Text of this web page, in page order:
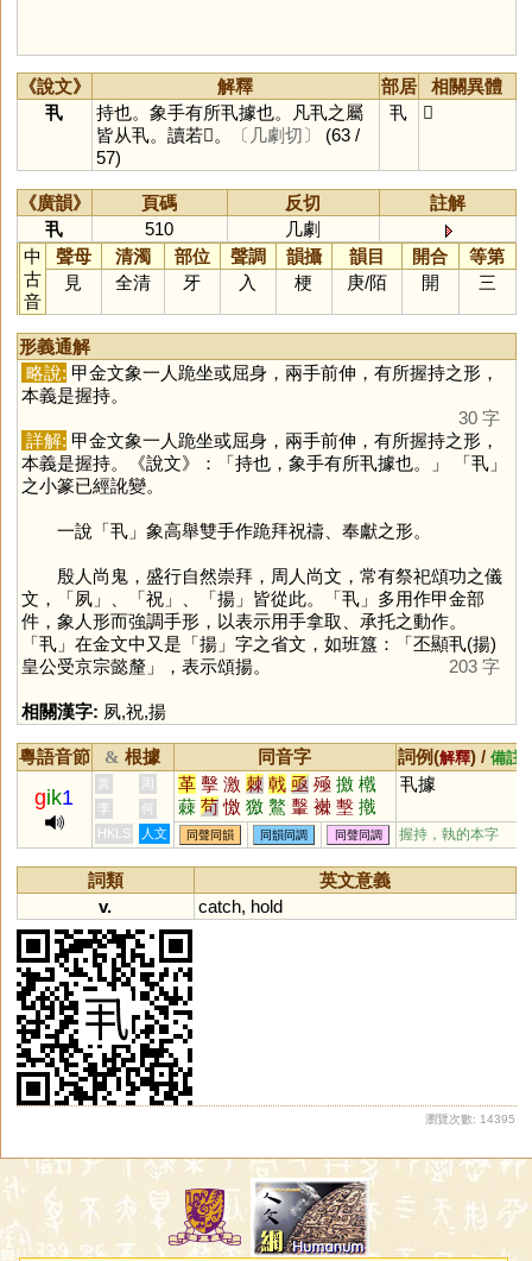
《說文》 解釋 部居
相關異體
丮
持也。象手有所丮據也。凡丮之屬
皆从丮。讀若𢧢。
〔几劇切〕
(63 /
57)
丮 𠃨
《廣韻》 頁碼 反切
註解
丮
510
几劇
中
古
音
聲母 清濁 部位 聲調 韻攝 韻目 開合
等第
見
全清 牙 入 梗 庚/陌 開 三
形義通解
略說: 甲金文象一人跪坐或屈身，兩手前伸，有所握持之形，
本義是握持。
30 字
詳解: 甲金文象一人跪坐或屈身，兩手前伸，有所握持之形，
本義是握持。《說文》：「持也，象手有所丮據也。」 「丮」
之小篆已經訛變。
一說「丮」象高舉雙手作跪拜祝禱、奉獻之形。
殷人尚鬼，盛行自然崇拜，周人尚文，常有祭祀頌功之儀
文，「夙」、「祝」、「揚」皆從此。「丮」多用作甲金部
件，象人形而強調手形，以表示用手拿取、承托之動作。
「丮」在金文中又是「揚」字之省文，如班簋：「丕顯丮(揚)
皇公受京宗懿釐」，表示頌揚。
203 字
相關漢字: 夙,祝,揚
粵語音節 & 根據 同音字 詞例(解釋) / 備註
gik1
黃 周 革 擊 激 棘 戟 亟 殛 撽 橶
蕀 茍 憿 獥 鸄 轚 襋 墼 撠
丮據
李
何
HKLS
人文 同聲同韻 同韻同調 同聲同調 握持，執的本字
詞類
英文意義
v.
catch, hold
瀏覽次數: 14395